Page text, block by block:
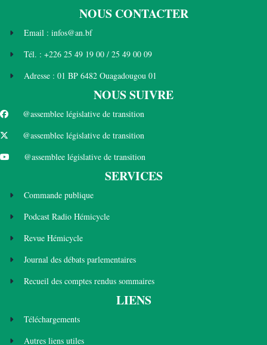
NOUS CONTACTER
Email : infos@an.bf
Tél. : +226 25 49 19 00 / 25 49 00 09
Adresse : 01 BP 6482 Ouagadougou 01
NOUS SUIVRE
@assemblee législative de transition
@assemblee législative de transition
@assemblee législative de transition
SERVICES
Commande publique
Podcast Radio Hémicycle
Revue Hémicycle
Journal des débats parlementaires
Recueil des comptes rendus sommaires
LIENS
Téléchargements
Autres liens utiles